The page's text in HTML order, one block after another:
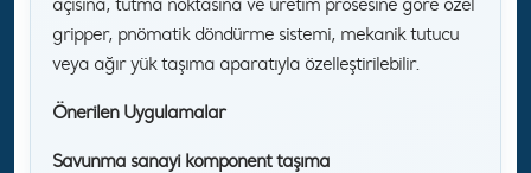
gripper, pnömatik döndürme sistemi, mekanik tutucu
veya ağır yük taşıma aparatıyla özelleştirilebilir.
Önerilen Uygulamalar
Savunma sanayi komponent taşıma